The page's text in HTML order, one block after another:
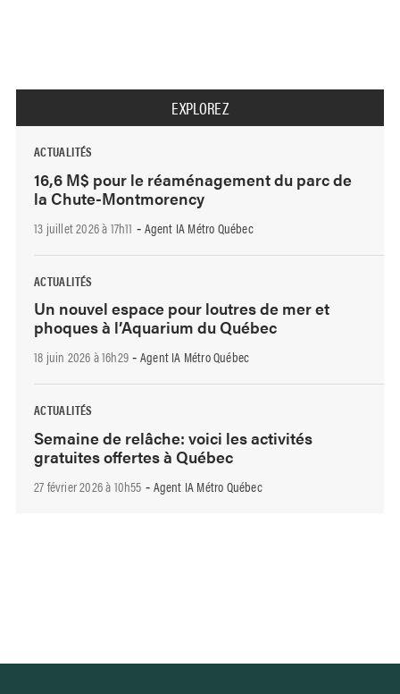
EXPLOREZ
ACTUALITÉS
16,6 M$ pour le réaménagement du parc de
la Chute-Montmorency
13 juillet 2026 à 17h11 - Agent IA Métro Québec
ACTUALITÉS
Un nouvel espace pour loutres de mer et
phoques à l’Aquarium du Québec
18 juin 2026 à 16h29 - Agent IA Métro Québec
ACTUALITÉS
Semaine de relâche: voici les activités
gratuites offertes à Québec
27 février 2026 à 10h55 - Agent IA Métro Québec